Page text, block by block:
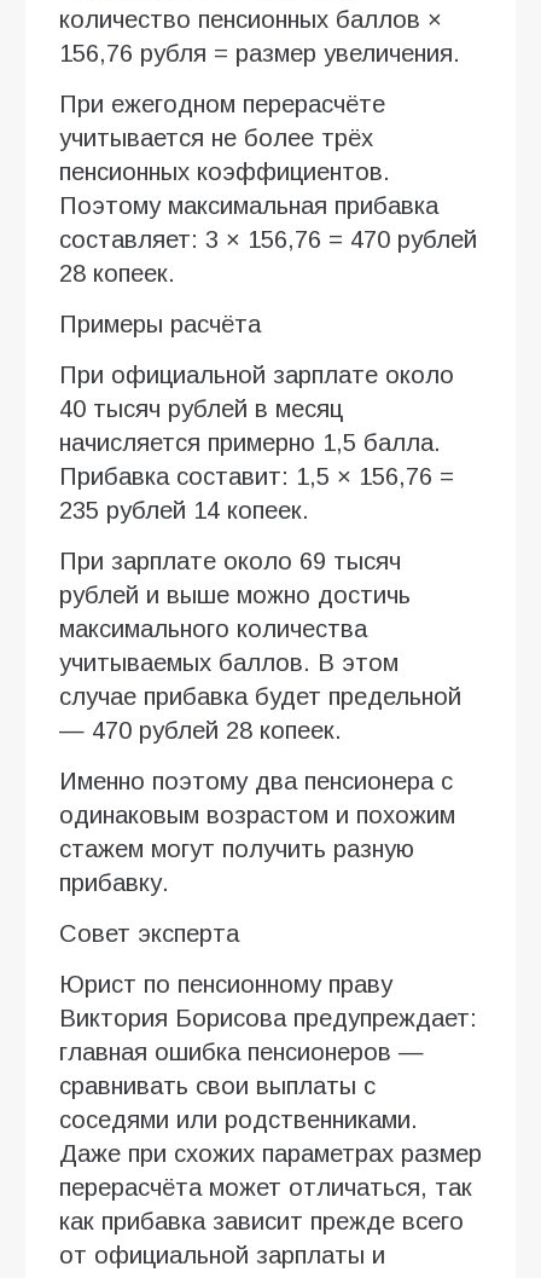
количество пенсионных баллов ×
156,76 рубля = размер увеличения.
При ежегодном перерасчёте
учитывается не более трёх
пенсионных коэффициентов.
Поэтому максимальная прибавка
составляет: 3 × 156,76 = 470 рублей
28 копеек.
Примеры расчёта
При официальной зарплате около
40 тысяч рублей в месяц
начисляется примерно 1,5 балла.
Прибавка составит: 1,5 × 156,76 =
235 рублей 14 копеек.
При зарплате около 69 тысяч
рублей и выше можно достичь
максимального количества
учитываемых баллов. В этом
случае прибавка будет предельной
— 470 рублей 28 копеек.
Именно поэтому два пенсионера с
одинаковым возрастом и похожим
стажем могут получить разную
прибавку.
Совет эксперта
Юрист по пенсионному праву
Виктория Борисова предупреждает:
главная ошибка пенсионеров —
сравнивать свои выплаты с
соседями или родственниками.
Даже при схожих параметрах размер
перерасчёта может отличаться, так
как прибавка зависит прежде всего
от официальной зарплаты и